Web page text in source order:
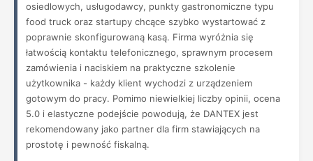
osiedlowych, usługodawcy, punkty gastronomiczne typu
food truck oraz startupy chcące szybko wystartować z
poprawnie skonfigurowaną kasą. Firma wyróżnia się
łatwością kontaktu telefonicznego, sprawnym procesem
zamówienia i naciskiem na praktyczne szkolenie
użytkownika - każdy klient wychodzi z urządzeniem
gotowym do pracy. Pomimo niewielkiej liczby opinii, ocena
5.0 i elastyczne podejście powodują, że DANTEX jest
rekomendowany jako partner dla firm stawiających na
prostotę i pewność fiskalną.